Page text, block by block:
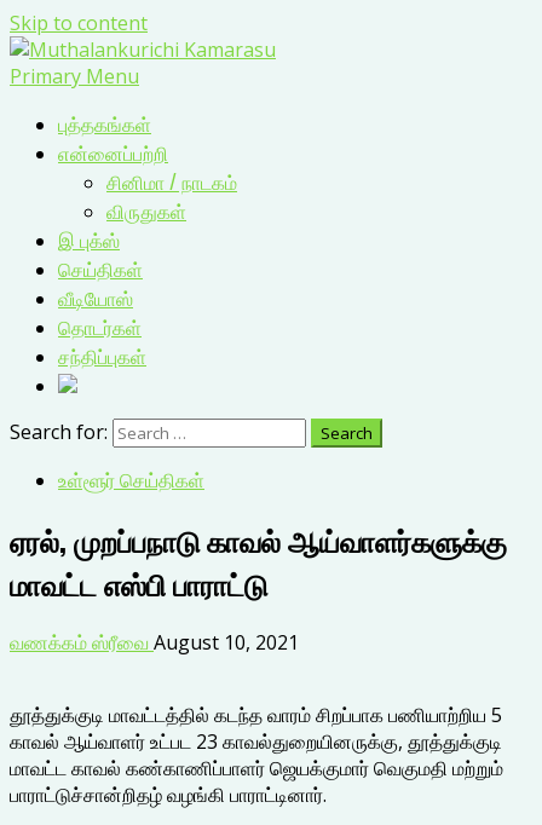
Skip to content
Primary Menu
புத்தகங்கள்
என்னைப்பற்றி
சினிமா / நாடகம்
விருதுகள்
இ புக்ஸ்
செய்திகள்
வீடியோஸ்
தொடர்கள்
சந்திப்புகள்
Search for:
உள்ளூர் செய்திகள்
ஏரல், முறப்பநாடு காவல் ஆய்வாளர்களுக்கு
மாவட்ட எஸ்பி பாராட்டு
வணக்கம் ஸ்ரீவை August 10, 2021
தூத்துக்குடி மாவட்டத்தில் கடந்த வாரம் சிறப்பாக பணியாற்றிய 5
காவல் ஆய்வாளர் உட்பட 23 காவல்துறையினருக்கு, தூத்துக்குடி
மாவட்ட காவல் கண்காணிப்பாளர் ஜெயக்குமார் வெகுமதி மற்றும்
பாராட்டுச்சான்றிதழ் வழங்கி பாராட்டினார்.